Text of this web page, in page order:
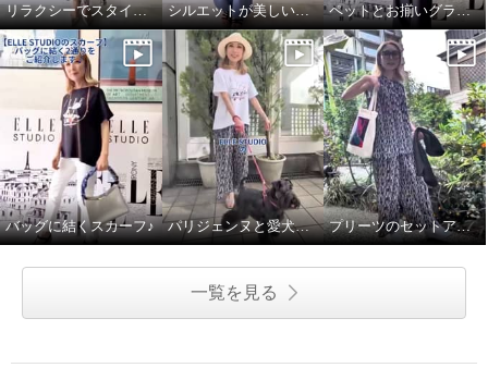
リラクシーでスタイルアップしてくれるワンピース♪ シルエットが美しいブラウス ペットとお揃いグラフィックTシャツ♪
バッグに結くスカーフ♪ パリジェンヌと愛犬のお散歩スタイル プリーツのセットアップで語学レッスンへ♪
一覧を見る